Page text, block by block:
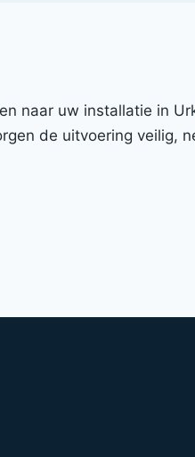
naar uw installatie in
de uitvoering veilig,